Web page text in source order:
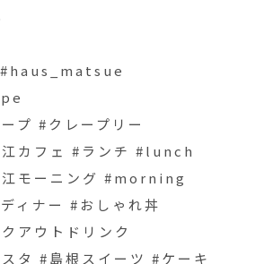
プ #クレープリー
カフェ #ランチ #lunch
モーニング #morning
ィナー #おしゃれ丼
アウトドリンク
タ #島根スイーツ #ケーキ